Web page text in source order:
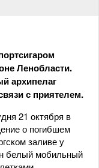
Ленобласти.
архипелаг
с приятелем.
21 октября в
о погибшем
заливе у
белый мобильный